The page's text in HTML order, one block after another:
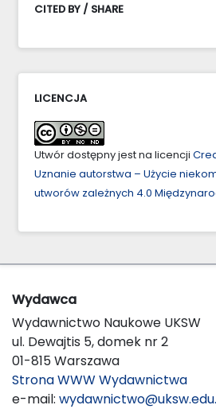
CITED BY / SHARE
LICENCJA
Utwór dostępny jest na licencji
Uznanie autorstwa – Użycie
utworów zależnych 4.0
Wydawca
Wydawnictwo Naukowe UKSW
ul. Dewajtis 5, domek nr 2
01-815 Warszawa
Strona WWW Wydawnictwa
e-mail: